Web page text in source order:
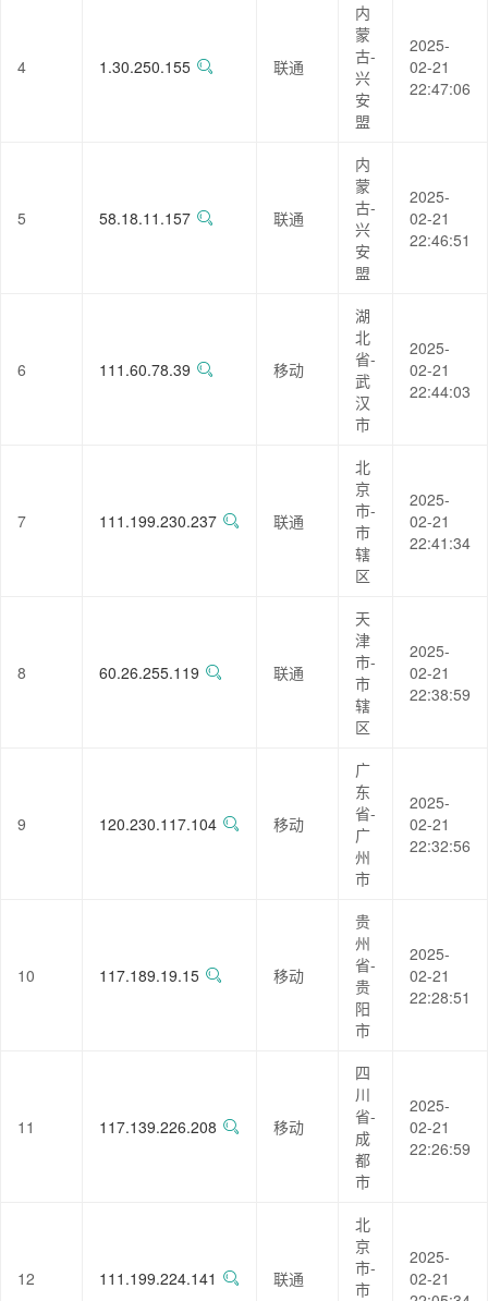
4 1.30.250.155 联通
内
蒙
古-
兴
安
盟
2025-
02-21
22:47:06
5 58.18.11.157 联通
内
蒙
古-
兴
安
盟
2025-
02-21
22:46:51
6 111.60.78.39 移动
湖
北
省-
武
汉
市
2025-
02-21
22:44:03
7 111.199.230.237 联通
北
京
市-
市
辖
区
2025-
02-21
22:41:34
8 60.26.255.119 联通
天
津
市-
市
辖
区
2025-
02-21
22:38:59
9 120.230.117.104 移动
广
东
省-
广
州
市
2025-
02-21
22:32:56
10 117.189.19.15 移动
贵
州
省-
贵
阳
市
2025-
02-21
22:28:51
11 117.139.226.208 移动
四
川
省-
成
都
市
2025-
02-21
22:26:59
12 111.199.224.141 联通
北
京
市-
市
2025-
02-21